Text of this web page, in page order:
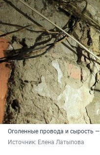
Оголенные провода и сырость —
Источник: Елена Латыпова